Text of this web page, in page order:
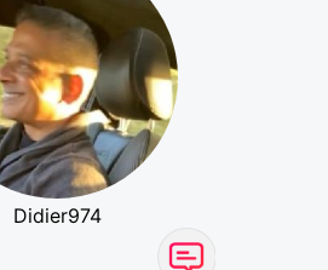
Didier974